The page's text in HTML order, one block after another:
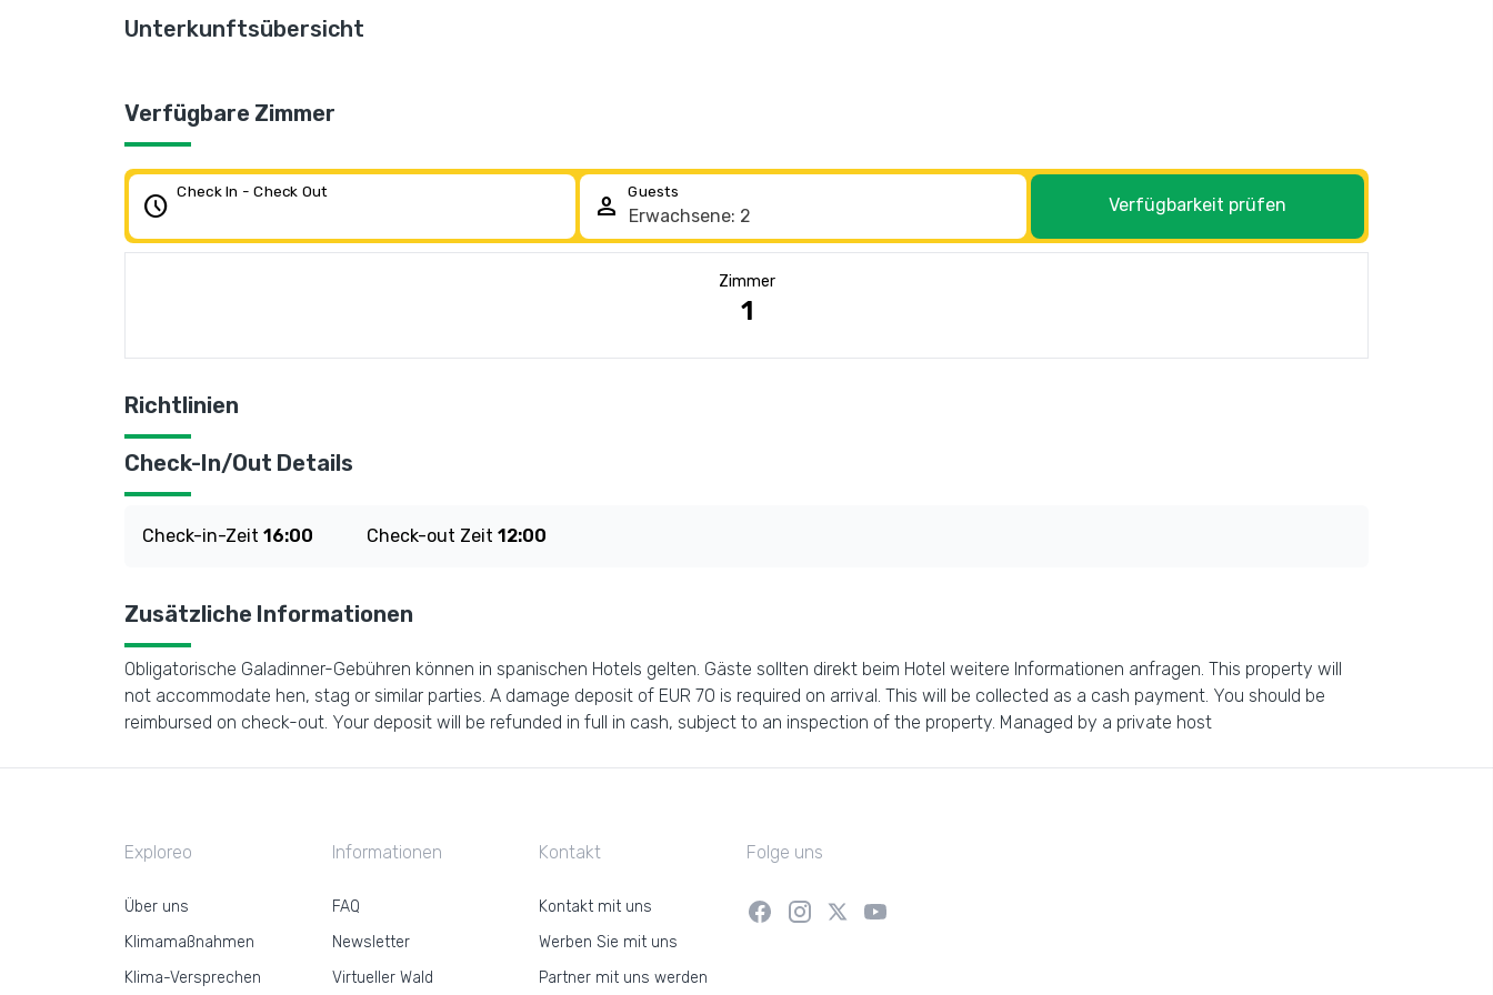
Unterkunftsübersicht
Verfügbare Zimmer
schedule Check In - Check Out person Guests
Verfügbarkeit prüfen
Zimmer
1
Richtlinien
Check-In/Out Details
Check-in-Zeit 16:00 Check-out Zeit 12:00
Zusätzliche Informationen
Obligatorische Galadinner-Gebühren können in spanischen Hotels gelten. Gäste sollten direkt beim Hotel weitere Informationen anfragen. This property will
not accommodate hen, stag or similar parties. A damage deposit of EUR 70 is required on arrival. This will be collected as a cash payment. You should be
reimbursed on check-out. Your deposit will be refunded in full in cash, subject to an inspection of the property. Managed by a private host
Exploreo
Über uns
Klimamaßnahmen
Klima-Versprechen
Informationen
FAQ
Newsletter
Virtueller Wald
Kontakt
Kontakt mit uns
Werben Sie mit uns
Partner mit uns werden
Folge uns